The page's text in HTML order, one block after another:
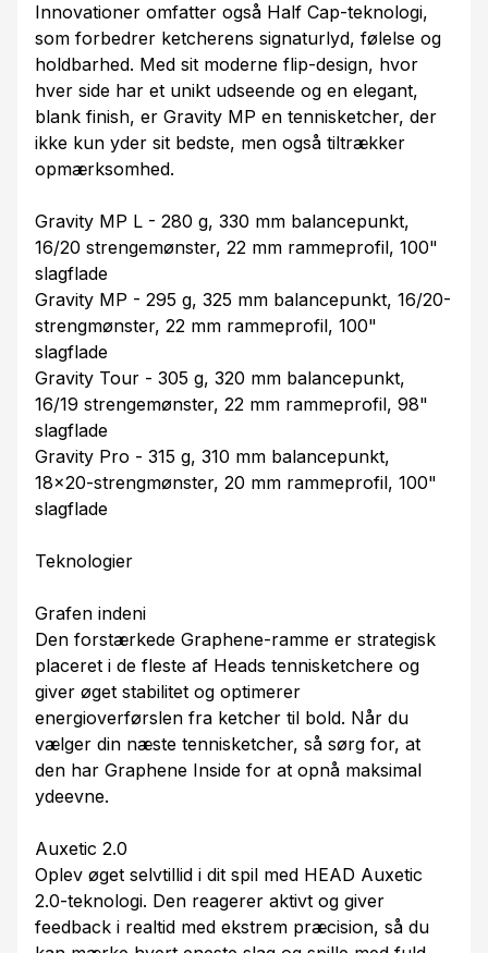
Innovationer omfatter også Half Cap-teknologi,
som forbedrer ketcherens signaturlyd, følelse og
holdbarhed. Med sit moderne flip-design, hvor
hver side har et unikt udseende og en elegant,
blank finish, er Gravity MP en tennisketcher, der
ikke kun yder sit bedste, men også tiltrækker
opmærksomhed.
Gravity MP L - 280 g, 330 mm balancepunkt,
16/20 strengemønster, 22 mm rammeprofil, 100"
slagflade
Gravity MP - 295 g, 325 mm balancepunkt, 16/20-
strengmønster, 22 mm rammeprofil, 100"
slagflade
Gravity Tour - 305 g, 320 mm balancepunkt,
16/19 strengemønster, 22 mm rammeprofil, 98"
slagflade
Gravity Pro - 315 g, 310 mm balancepunkt,
18x20-strengmønster, 20 mm rammeprofil, 100"
slagflade
Teknologier
Grafen indeni
Den forstærkede Graphene-ramme er strategisk
placeret i de fleste af Heads tennisketchere og
giver øget stabilitet og optimerer
energioverførslen fra ketcher til bold. Når du
vælger din næste tennisketcher, så sørg for, at
den har Graphene Inside for at opnå maksimal
ydeevne.
Auxetic 2.0
Oplev øget selvtillid i dit spil med HEAD Auxetic
2.0-teknologi. Den reagerer aktivt og giver
feedback i realtid med ekstrem præcision, så du